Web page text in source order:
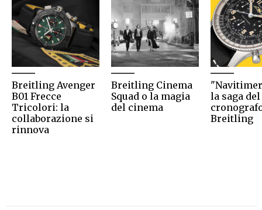
Breitling Avenger
B01 Frecce
Tricolori: la
collaborazione si
rinnova
Breitling Cinema
Squad o la magia
del cinema
la saga del
Breitling